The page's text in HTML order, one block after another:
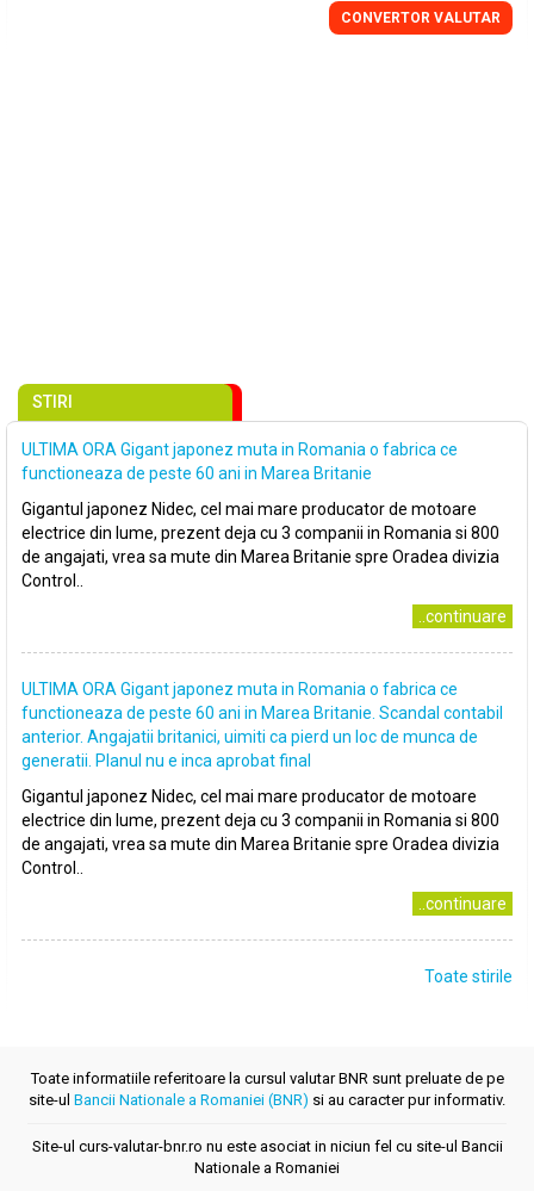
CONVERTOR VALUTAR
STIRI
ULTIMA ORA Gigant japonez muta in Romania o fabrica ce
functioneaza de peste 60 ani in Marea Britanie
Gigantul japonez Nidec, cel mai mare producator de motoare
electrice din lume, prezent deja cu 3 companii in Romania si 800
de angajati, vrea sa mute din Marea Britanie spre Oradea divizia
Control..
..continuare
ULTIMA ORA Gigant japonez muta in Romania o fabrica ce
functioneaza de peste 60 ani in Marea Britanie. Scandal contabil
anterior. Angajatii britanici, uimiti ca pierd un loc de munca de
generatii. Planul nu e inca aprobat final
Gigantul japonez Nidec, cel mai mare producator de motoare
electrice din lume, prezent deja cu 3 companii in Romania si 800
de angajati, vrea sa mute din Marea Britanie spre Oradea divizia
Control..
..continuare
Toate stirile
Toate informatiile referitoare la cursul valutar BNR sunt preluate de pe
site-ul Bancii Nationale a Romaniei (BNR) si au caracter pur informativ.
Site-ul curs-valutar-bnr.ro nu este asociat in niciun fel cu site-ul Bancii
Nationale a Romaniei